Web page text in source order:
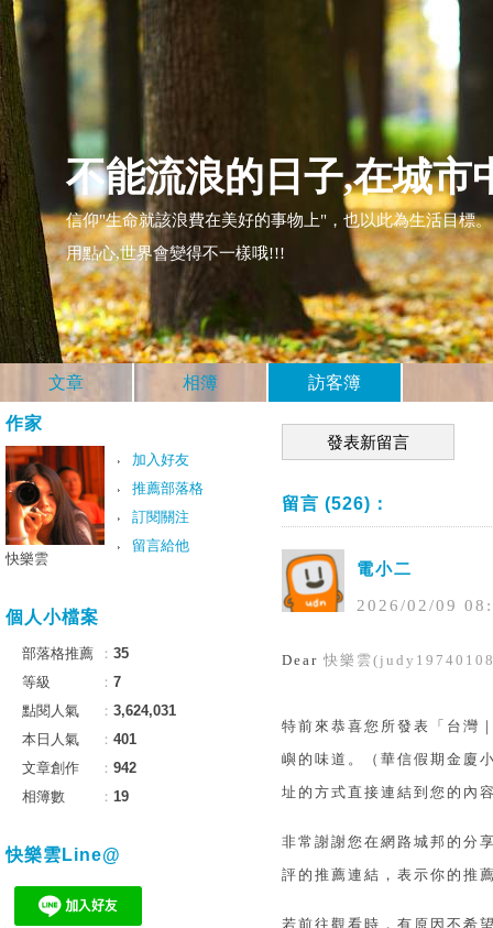
不能流浪的日子,在城市
信仰"生命就該浪費在美好的事物上"，也以此為生活目標
用點心,世界會變得不一樣哦!!!
文章 相簿 訪客簿
發表新留言
留言 (526)：
電小二
2026/02/09 08 :
Dear 快樂雲
特前來恭喜您所發表「台灣
嶼的味道。（華信假期金廈
址的方式直接連結到您的內
非常謝謝您在網路城邦的分
評的推薦連結，表示你的推
若前往觀看時，有原因不希
作家
加入好友
推薦部落格
訂閱關注
留言給他
快樂雲
個人小檔案
部落格推薦 ： 35
等級
： 7
點閱人氣
： 3,624,031
本日人氣
： 401
文章創作
： 942
相簿數
： 19
快樂雲Line@